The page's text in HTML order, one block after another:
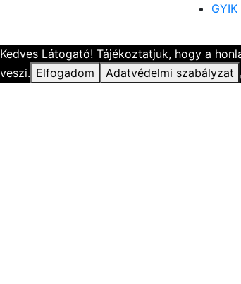
GYIK
Kedves Látogató! Tájékoztatjuk, hogy a
veszi. Elfogadom Adatvédelmi szabályzat